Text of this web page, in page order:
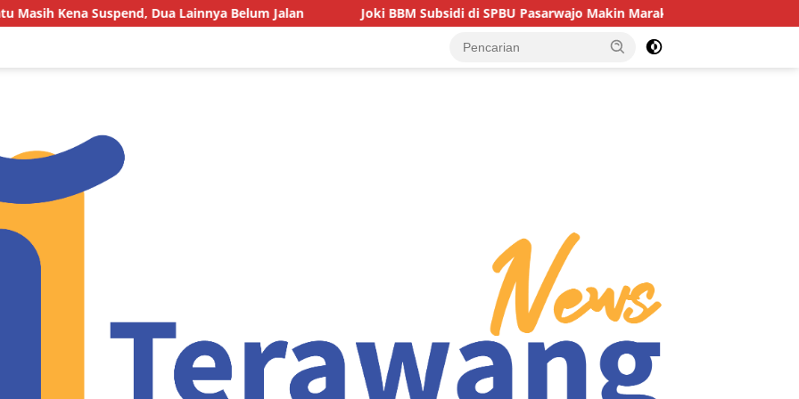
Dua Lainnya Belum Jalan Joki BBM Subsidi di SPBU Pasarwajo Makin Marak, Pengendara: “Polres Buton Dimana,